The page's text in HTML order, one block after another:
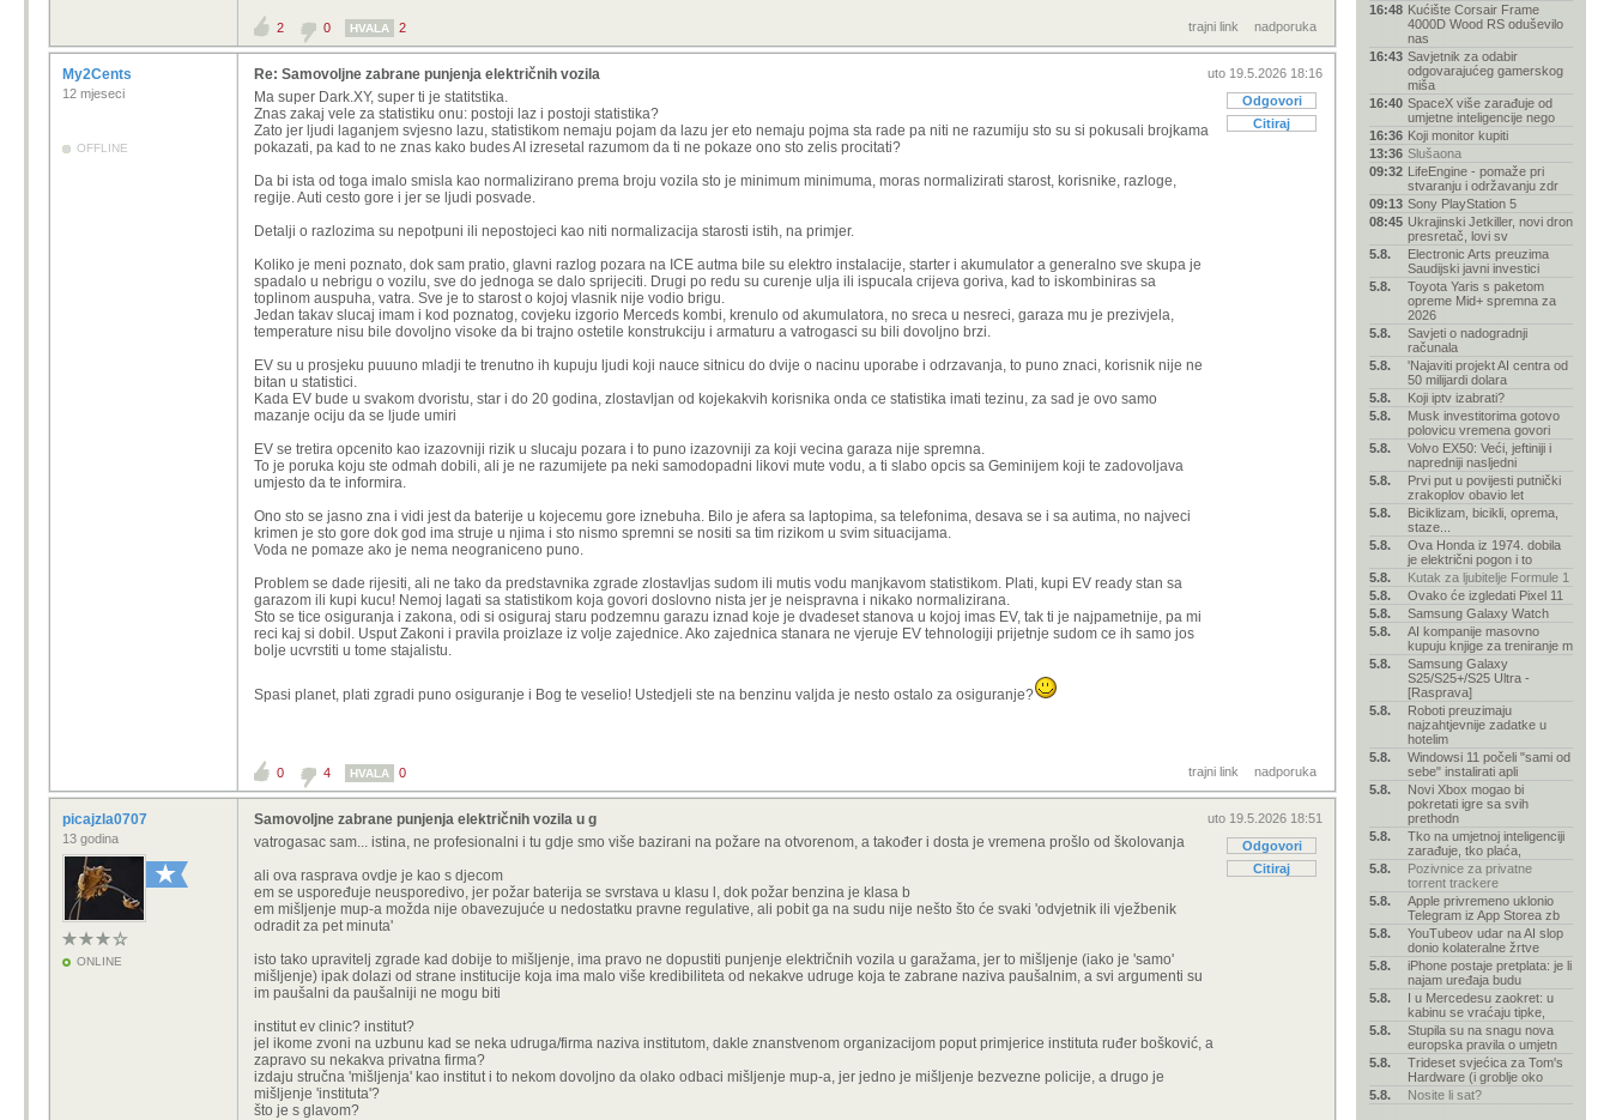
trajni link nadporuka
2 0 HVALA 2
My2Cents
12 mjeseci
OFFLINE
uto 19.5.2026 18:16
Odgovori
Citiraj
Re: Samovoljne zabrane punjenja električnih vozila
Ma super Dark.XY, super ti je statitstika.
Znas zakaj vele za statistiku onu: postoji laz i postoji statistika?
Zato jer ljudi laganjem svjesno lazu, statistikom nemaju pojam da lazu jer eto nemaju pojma sta rade pa niti ne razumiju sto su si pokusali brojkama
pokazati, pa kad to ne znas kako budes AI izresetal razumom da ti ne pokaze ono sto zelis procitati?
Da bi ista od toga imalo smisla kao normalizirano prema broju vozila sto je minimum minimuma, moras normalizirati starost, korisnike, razloge,
regije. Auti cesto gore i jer se ljudi posvade.
Detalji o razlozima su nepotpuni ili nepostojeci kao niti normalizacija starosti istih, na primjer.
Koliko je meni poznato, dok sam pratio, glavni razlog pozara na ICE autma bile su elektro instalacije, starter i akumulator a generalno sve skupa je
spadalo u nebrigu o vozilu, sve do jednoga se dalo sprijeciti. Drugi po redu su curenje ulja ili ispucala crijeva goriva, kad to iskombiniras sa
toplinom auspuha, vatra. Sve je to starost o kojoj vlasnik nije vodio brigu.
Jedan takav slucaj imam i kod poznatog, covjeku izgorio Merceds kombi, krenulo od akumulatora, no sreca u nesreci, garaza mu je prezivjela,
temperature nisu bile dovoljno visoke da bi trajno ostetile konstrukciju i armaturu a vatrogasci su bili dovoljno brzi.
EV su u prosjeku puuuno mladji te trenutno ih kupuju ljudi koji nauce sitnicu do dvije o nacinu uporabe i odrzavanja, to puno znaci, korisnik nije ne
bitan u statistici.
Kada EV bude u svakom dvoristu, star i do 20 godina, zlostavljan od kojekakvih korisnika onda ce statistika imati tezinu, za sad je ovo samo
mazanje ociju da se ljude umiri
EV se tretira opcenito kao izazovniji rizik u slucaju pozara i to puno izazovniji za koji vecina garaza nije spremna.
To je poruka koju ste odmah dobili, ali je ne razumijete pa neki samodopadni likovi mute vodu, a ti slabo opcis sa Geminijem koji te zadovoljava
umjesto da te informira.
Ono sto se jasno zna i vidi jest da baterije u kojecemu gore iznebuha. Bilo je afera sa laptopima, sa telefonima, desava se i sa autima, no najveci
krimen je sto gore dok god ima struje u njima i sto nismo spremni se nositi sa tim rizikom u svim situacijama.
Voda ne pomaze ako je nema neograniceno puno.
Problem se dade rijesiti, ali ne tako da predstavnika zgrade zlostavljas sudom ili mutis vodu manjkavom statistikom. Plati, kupi EV ready stan sa
garazom ili kupi kucu! Nemoj lagati sa statistikom koja govori doslovno nista jer je neispravna i nikako normalizirana.
Sto se tice osiguranja i zakona, odi si osiguraj staru podzemnu garazu iznad koje je dvadeset stanova u kojoj imas EV, tak ti je najpametnije, pa mi
reci kaj si dobil. Usput Zakoni i pravila proizlaze iz volje zajednice. Ako zajednica stanara ne vjeruje EV tehnologiji prijetnje sudom ce ih samo jos
bolje ucvrstiti u tome stajalistu.
Spasi planet, plati zgradi puno osiguranje i Bog te veselio! Ustedjeli ste na benzinu valjda je nesto ostalo za osiguranje?
trajni link nadporuka
0 4 HVALA 0
picajzla0707
13 godina
ONLINE
uto 19.5.2026 18:51
Odgovori
Citiraj
Samovoljne zabrane punjenja električnih vozila u g
vatrogasac sam... istina, ne profesionalni i tu gdje smo više bazirani na požare na otvorenom, a također i dosta je vremena prošlo od školovanja
ali ova rasprava ovdje je kao s djecom
em se uspoređuje neusporedivo, jer požar baterija se svrstava u klasu l, dok požar benzina je klasa b
em mišljenje mup-a možda nije obavezujuće u nedostatku pravne regulative, ali pobit ga na sudu nije nešto što će svaki 'odvjetnik ili vježbenik
odradit za pet minuta'
isto tako upravitelj zgrade kad dobije to mišljenje, ima pravo ne dopustiti punjenje električnih vozila u garažama, jer to mišljenje (iako je 'samo'
mišljenje) ipak dolazi od strane institucije koja ima malo više kredibiliteta od nekakve udruge koja te zabrane naziva paušalnim, a svi argumenti su
im paušalni da paušalniji ne mogu biti
institut ev clinic? institut?
jel ikome zvoni na uzbunu kad se neka udruga/firma naziva institutom, dakle znanstvenom organizacijom poput primjerice instituta ruđer bošković, a
zapravo su nekakva privatna firma?
izdaju stručna 'mišljenja' kao institut i to nekom dovoljno da olako odbaci mišljenje mup-a, jer jedno je mišljenje bezvezne policije, a drugo je
mišljenje 'instituta'?
što je s glavom?
16:48 Kućište Corsair Frame
4000D Wood RS oduševilo
nas
16:43 Savjetnik za odabir
odgovarajućeg gamerskog
miša
16:40 SpaceX više zarađuje od
umjetne inteligencije nego
16:36 Koji monitor kupiti
13:36 Slušaona
09:32 LifeEngine - pomaže pri
stvaranju i održavanju zdr
09:13 Sony PlayStation 5
08:45 Ukrajinski Jetkiller, novi dron
presretač, lovi sv
5.8.
Electronic Arts preuzima
Saudijski javni investici
5.8.
Toyota Yaris s paketom
opreme Mid+ spremna za
2026
5.8.
Savjeti o nadogradnji
računala
5.8.
'Najaviti projekt AI centra od
50 milijardi dolara
5.8.
Koji iptv izabrati?
5.8.
Musk investitorima gotovo
polovicu vremena govori
5.8.
Volvo EX50: Veći, jeftiniji i
napredniji nasljedni
5.8.
Prvi put u povijesti putnički
zrakoplov obavio let
5.8.
Biciklizam, bicikli, oprema,
staze...
5.8.
Ova Honda iz 1974. dobila
je električni pogon i to
5.8.
Kutak za ljubitelje Formule 1
5.8.
Ovako će izgledati Pixel 11
5.8.
Samsung Galaxy Watch
5.8.
AI kompanije masovno
kupuju knjige za treniranje m
5.8.
Samsung Galaxy
S25/S25+/S25 Ultra -
[Rasprava]
5.8.
Roboti preuzimaju
najzahtjevnije zadatke u
hotelim
5.8.
Windowsi 11 počeli "sami od
sebe" instalirati apli
5.8.
Novi Xbox mogao bi
pokretati igre sa svih
prethodn
5.8.
Tko na umjetnoj inteligenciji
zarađuje, tko plaća,
5.8.
Pozivnice za privatne
torrent trackere
5.8.
Apple privremeno uklonio
Telegram iz App Storea zb
5.8.
YouTubeov udar na AI slop
donio kolateralne žrtve
5.8.
iPhone postaje pretplata: je li
najam uređaja budu
5.8.
I u Mercedesu zaokret: u
kabinu se vraćaju tipke,
5.8.
Stupila su na snagu nova
europska pravila o umjetn
5.8.
Trideset svjećica za Tom's
Hardware (i groblje oko
5.8.
Nosite li sat?